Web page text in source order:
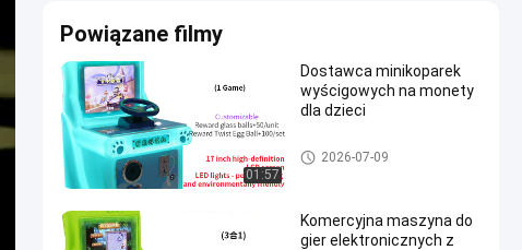
Powiązane filmy
01:57
Dostawca minikoparek
wyścigowych na monety
dla dzieci
Maszyna do gier wyścigowyc
h dla dzieci
2026-07-09
Komercyjna maszyna do
gier elektronicznych z